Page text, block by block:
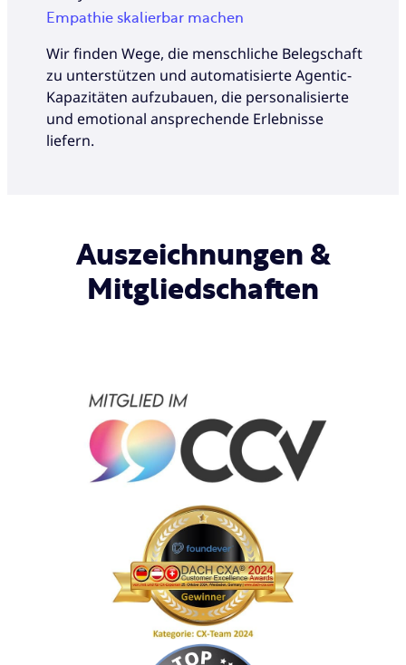
Empathie skalierbar machen
Wir finden Wege, die menschliche Belegschaft
zu unterstützen und automatisierte Agentic-
Kapazitäten aufzubauen, die personalisierte
und emotional ansprechende Erlebnisse
liefern.
Auszeichnungen &
Mitgliedschaften